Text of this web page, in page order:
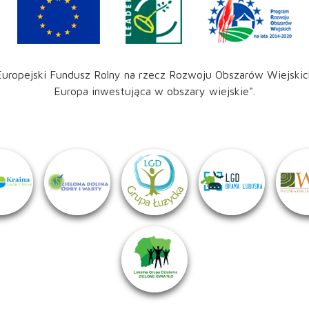
Fundusz Rolny na rzecz Rozwoju Obszarów
Europa inwestująca w obszary wiejskie".